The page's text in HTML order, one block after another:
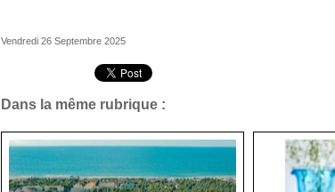
Vendredi 26 Septembre 2025
Dans la même rubrique :